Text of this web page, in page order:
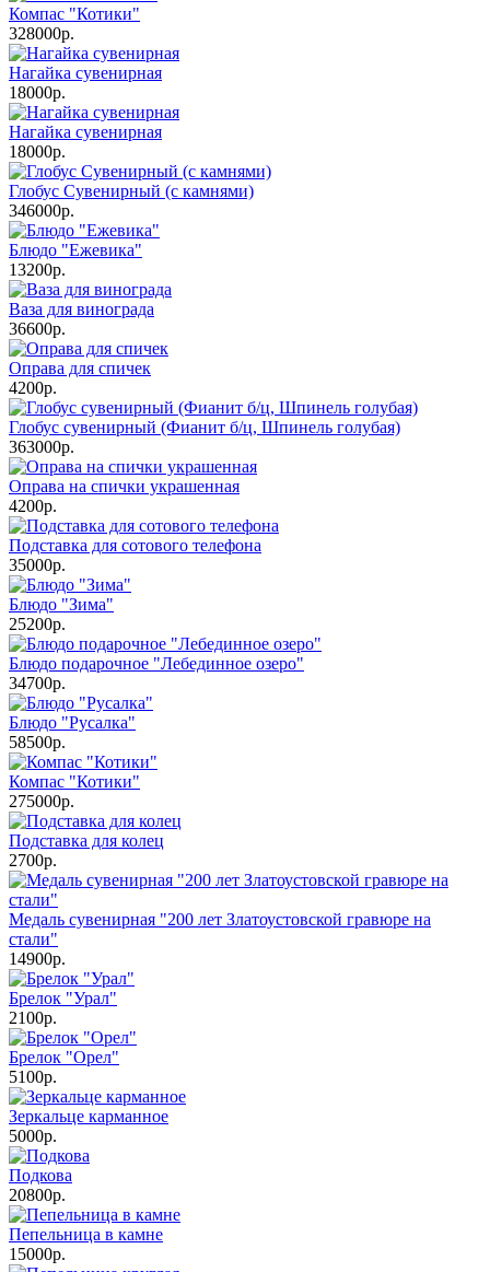
Компас "Котики"
328000р.
Нагайка сувенирная
18000р.
Нагайка сувенирная
18000р.
Глобус Сувенирный (с камнями)
346000р.
Блюдо "Ежевика"
13200р.
Ваза для винограда
36600р.
Оправа для спичек
4200р.
Глобус сувенирный (Фианит б/ц, Шпинель голубая)
363000р.
Оправа на спички украшенная
4200р.
Подставка для сотового телефона
35000р.
Блюдо "Зима"
25200р.
Блюдо подарочное "Лебединное озеро"
34700р.
Блюдо "Русалка"
58500р.
Компас "Котики"
275000р.
Подставка для колец
2700р.
Медаль сувенирная "200 лет Златоустовской гравюре на
стали"
14900р.
Брелок "Урал"
2100р.
Брелок "Орел"
5100р.
Зеркальце карманное
5000р.
Подкова
20800р.
Пепельница в камне
15000р.